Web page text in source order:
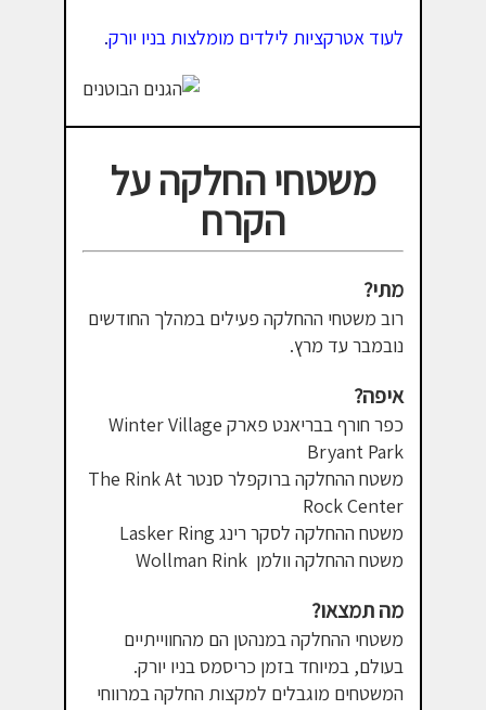
לעוד אטרקציות לילדים מומלצות בניו יורק.
משטחי החלקה על
הקרח
רוב משטחי ההחלקה פעילים במהלך החודשים
נובמבר עד מרץ.
מתי?
כפר חורף בבריאנט פארק Winter Village
Bryant Park
משטח ההחלקה ברוקפלר סנטר The Rink At
Rock Center
משטח ההחלקה לסקר רינג Lasker Ring
משטח ההחלקה וולמן Wollman Rink
איפה?
משטחי ההחלקה במנהטן הם מהחווייתיים
בעולם, במיוחד בזמן כריסמס בניו יורק.
המשטחים מוגבלים למקצות החלקה במרווחי
מה תמצאו?